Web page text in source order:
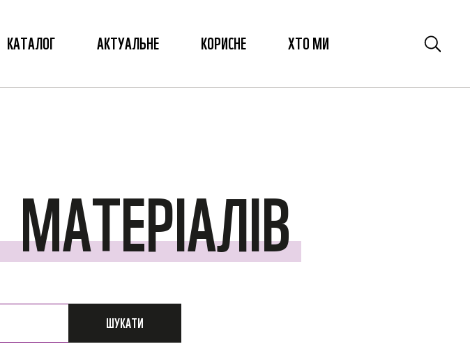
КАТАЛОГ АКТУАЛЬНЕ КОРИСНЕ ХТО МИ
МАТЕРІАЛІВ
ШУКАТИ